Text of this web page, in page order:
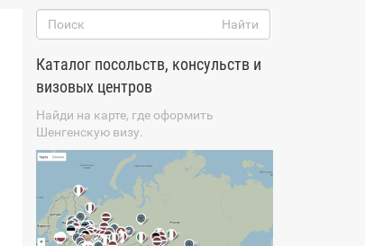
Каталог посольств, консульств и
визовых центров
Найди на карте, где оформить
Шенгенскую визу.